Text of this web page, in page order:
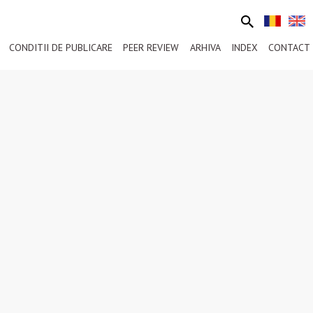
CONDITII DE PUBLICARE PEER REVIEW ARHIVA INDEX CONTACT